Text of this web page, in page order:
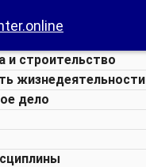
и строительство
жизнедеятельности
дело